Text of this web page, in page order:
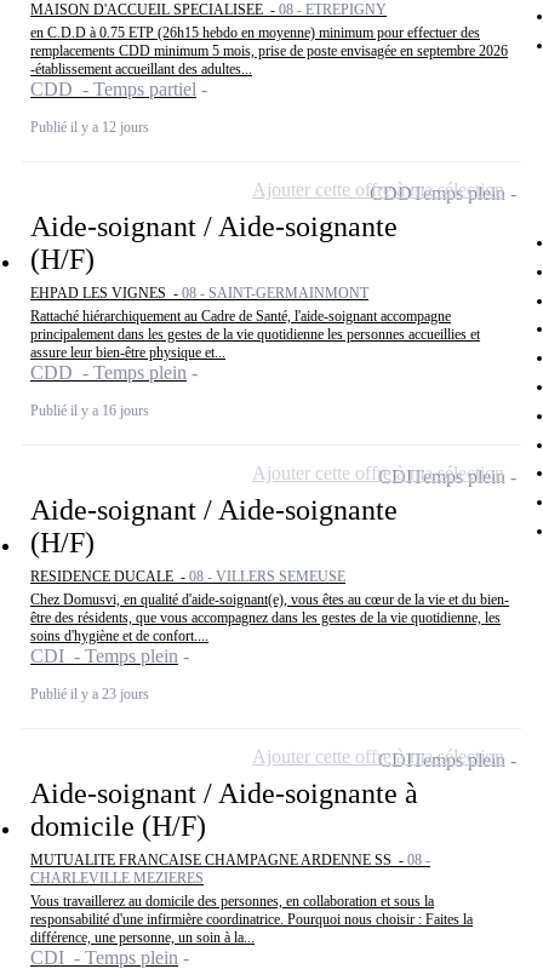
MAISON D'ACCUEIL SPECIALISEE - 08 - ETREPIGNY
en C.D.D à 0.75 ETP (26h15 hebdo en moyenne) minimum pour effectuer des
remplacements CDD minimum 5 mois, prise de poste envisagée en septembre 2026
-établissement accueillant des adultes...
CDD - Temps partiel
Publié il y a 12 jours
Aide-soignant / Aide-soignante
(H/F)
EHPAD LES VIGNES - 08 - SAINT-GERMAINMONT
Rattaché hiérarchiquement au Cadre de Santé, l'aide-soignant accompagne
principalement dans les gestes de la vie quotidienne les personnes accueillies et
assure leur bien-être physique et...
CDD - Temps plein
Publié il y a 16 jours
CDDTemps plein
Ajouter cette offre à ma sélection
Aide-soignant / Aide-soignante
(H/F)
RESIDENCE DUCALE - 08 - VILLERS SEMEUSE
Chez Domusvi, en qualité d'aide-soignant(e), vous êtes au cœur de la vie et du bien-
être des résidents, que vous accompagnez dans les gestes de la vie quotidienne, les
soins d'hygiène et de confort....
CDI - Temps plein
Publié il y a 23 jours
CDITemps plein
Ajouter cette offre à ma sélection
Aide-soignant / Aide-soignante à
domicile (H/F)
MUTUALITE FRANCAISE CHAMPAGNE ARDENNE SS - 08 -
CHARLEVILLE MEZIERES
Vous travaillerez au domicile des personnes, en collaboration et sous la
responsabilité d'une infirmière coordinatrice. Pourquoi nous choisir : Faites la
différence, une personne, un soin à la...
CDI - Temps plein
CDITemps plein
Ajouter cette offre à ma sélection